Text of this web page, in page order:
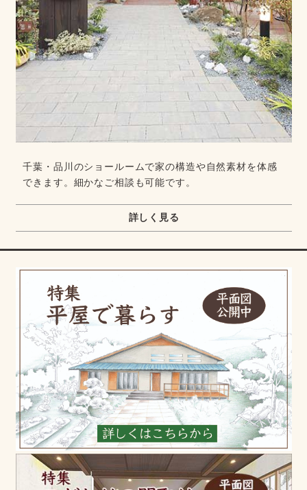
千葉・品川のショールームで家の構造や自然素材を体感
できます。細かなご相談も可能です。
詳しく見る